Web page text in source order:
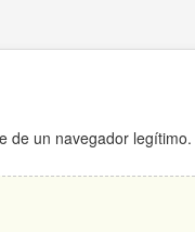
de un navegador legítimo.